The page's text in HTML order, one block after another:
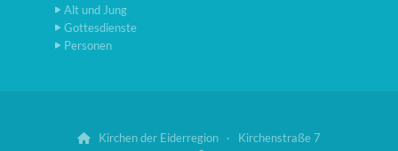
Alt und Jung
Gottesdienste
Personen

Kirchen der Eiderregion · Kirchenstraße 7